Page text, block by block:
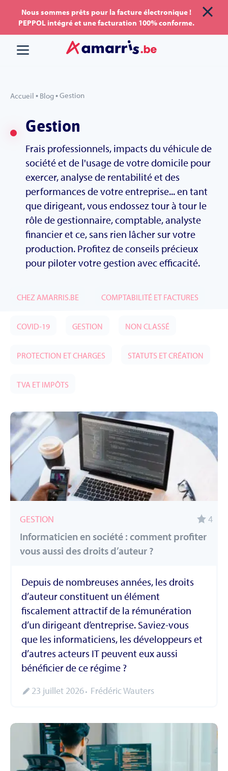
Aller
au
Aller au
contenu
Nous sommes prêts pour la facture électronique !
PEPPOL intégré et une facturation 100% conforme.
Accueil • Blog•Gestion
Gestion
Frais professionnels, impacts du véhicule de
société et de l'usage de votre domicile pour
exercer, analyse de rentabilité et des
performances de votre entreprise... en tant
que dirigeant, vous endossez tour à tour le
rôle de gestionnaire, comptable, analyste
financier et ce, sans rien lâcher sur votre
production. Profitez de conseils précieux
pour piloter votre gestion avec efficacité.
CHEZ AMARRIS.BE COMPTABILITÉ ET FACTURES
COVID-19 GESTION NON CLASSÉ
PROTECTION ET CHARGES STATUTS ET CRÉATION
TVA ET IMPÔTS
GESTION 4
Informaticien en société : comment profiter
vous aussi des droits d’auteur ?
Depuis de nombreuses années, les droits
d’auteur constituent un élément
fiscalement attractif de la rémunération
d’un dirigeant d’entreprise. Saviez-vous
que les informaticiens, les développeurs et
d’autres acteurs IT peuvent eux aussi
bénéficier de ce régime ?
23 juillet 2026 Frédéric Wauters